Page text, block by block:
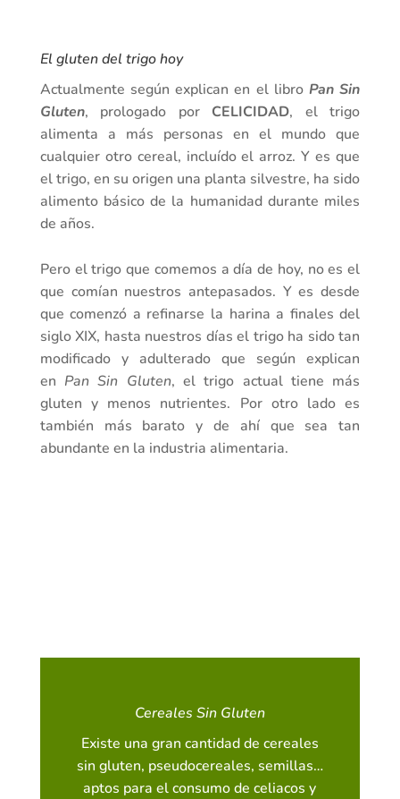
El gluten del trigo hoy
Actualmente según explican en el libro Pan Sin
Gluten, prologado por CELICIDAD, el trigo
alimenta a más personas en el mundo que
cualquier otro cereal, incluído el arroz. Y es que
el trigo, en su origen una planta silvestre, ha sido
alimento básico de la humanidad durante miles
de años.
Pero el trigo que comemos a día de hoy, no es el
que comían nuestros antepasados. Y es desde
que comenzó a refinarse la harina a finales del
siglo XIX, hasta nuestros días el trigo ha sido tan
modificado y adulterado que según explican
en Pan Sin Gluten, el trigo actual tiene más
gluten y menos nutrientes. Por otro lado es
también más barato y de ahí que sea tan
abundante en la industria alimentaria.
Cereales Sin Gluten
Existe una gran cantidad de cereales
sin gluten, pseudocereales, semillas…
aptos para el consumo de celiacos y